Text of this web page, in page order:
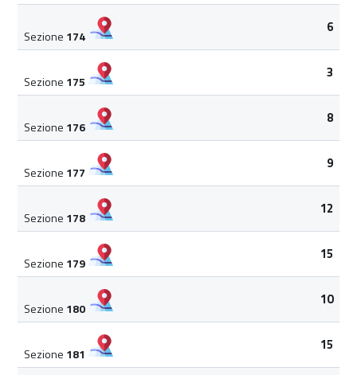
Sezione 174
6
Sezione 175
3
Sezione 176
8
Sezione 177
9
Sezione 178
12
Sezione 179
15
Sezione 180
10
Sezione 181
15